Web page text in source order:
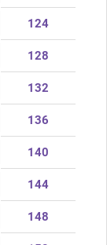
124
128
132
136
140
144
148